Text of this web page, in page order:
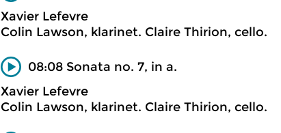
Xavier Lefevre
Colin Lawson, klarinet. Claire Thirion, cello.
08:08 Sonata no. 7, in a.
Xavier Lefevre
Colin Lawson, klarinet. Claire Thirion, cello.